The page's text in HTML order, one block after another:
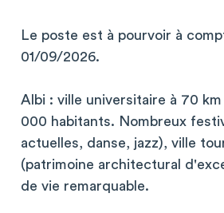
Le poste est à pourvoir à
01/09/2026.
Albi : ville universitaire à 70
000 habitants. Nombreux
actuelles, danse, jazz), ville
(patrimoine architectural
de vie remarquable.